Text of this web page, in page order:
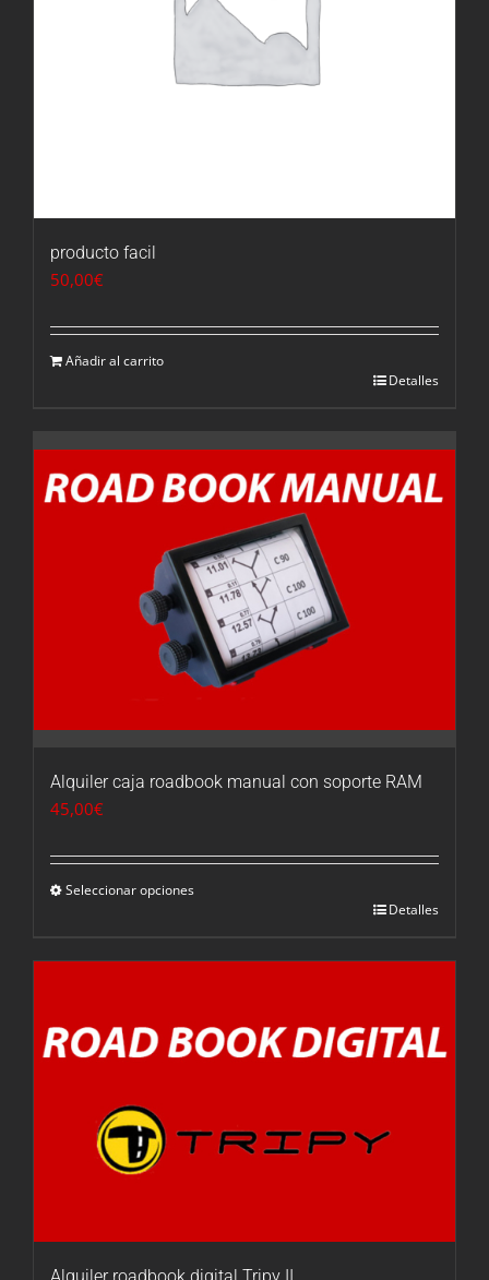
producto facil
50,00€
Añadir al carrito
Detalles
Alquiler caja roadbook manual con soporte RAM
45,00€
Seleccionar opciones
Detalles